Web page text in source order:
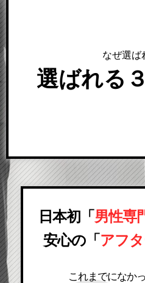
なぜ選ば
選ばれる
日本初「男性専
安心の「アフ
これまでになか